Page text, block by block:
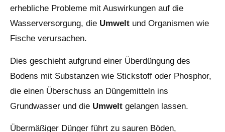
erhebliche Probleme mit Auswirkungen auf die
Wasserversorgung, die Umwelt und Organismen wie
Fische verursachen.
Dies geschieht aufgrund einer Überdüngung des
Bodens mit Substanzen wie Stickstoff oder Phosphor,
die einen Überschuss an Düngemitteln ins
Grundwasser und die Umwelt gelangen lassen.
Übermäßiger Dünger führt zu sauren Böden,